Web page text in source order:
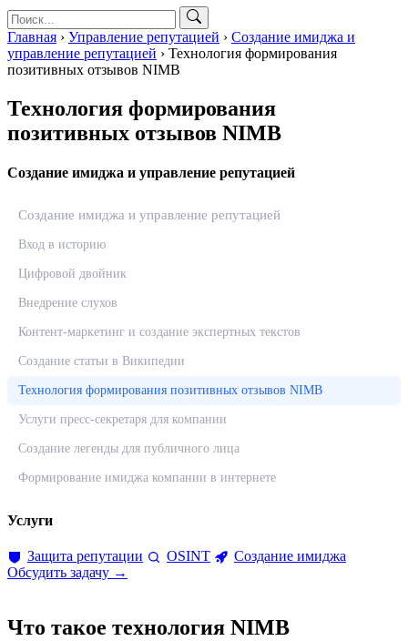
Главная › Управление репутацией › Создание имиджа и
управление репутацией › Технология формирования
позитивных отзывов NIMB
Технология формирования
позитивных отзывов NIMB
Создание имиджа и управление репутацией
Создание имиджа и управление репутацией
Вход в историю
Цифровой двойник
Внедрение слухов
Контент-маркетинг и создание экспертных текстов
Создание статьи в Википедии
Технология формирования позитивных отзывов NIMB
Услуги пресс-секретаря для компании
Создание легенды для публичного лица
Формирование имиджа компании в интернете
Услуги
Защита репутации OSINT
Создание имиджа
Обсудить задачу →
Что такое технология NIMB